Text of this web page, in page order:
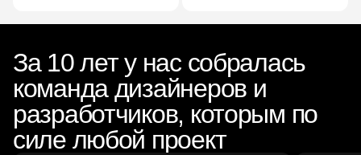
За 10 лет у нас собралась
команда дизайнеров и
разработчиков, которым по
силе любой проект